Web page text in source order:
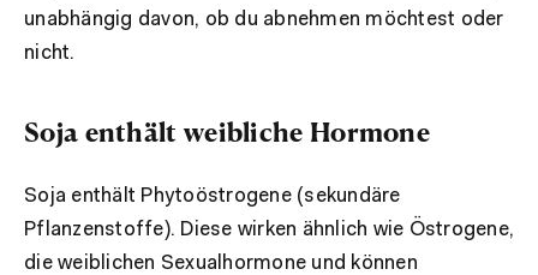
unabhängig davon, ob du abnehmen möchtest oder
nicht.
Soja enthält weibliche Hormone
Soja enthält Phytoöstrogene (sekundäre
Pflanzenstoffe). Diese wirken ähnlich wie Östrogene,
die weiblichen Sexualhormone und können